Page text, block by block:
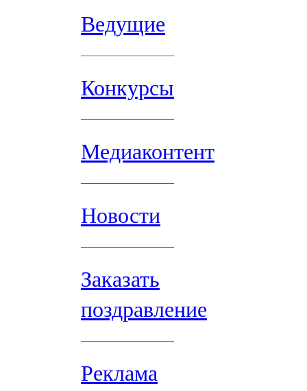
Ведущие
Конкурсы
Медиаконтент
Новости
Заказать
поздравление
Реклама